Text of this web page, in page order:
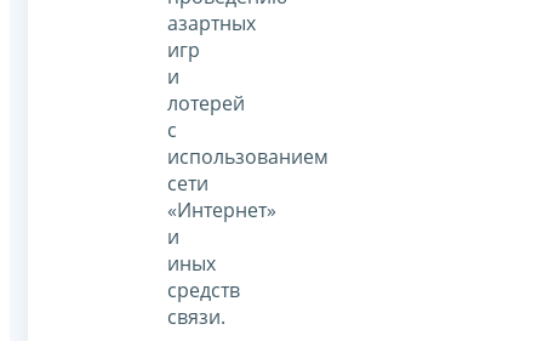
азартных
игр
и
лотерей
с
использованием
сети
«Интернет»
и
иных
средств
связи.